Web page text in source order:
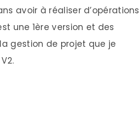
avoir à réaliser d’opérations
une 1ère version et des
gestion de projet que je